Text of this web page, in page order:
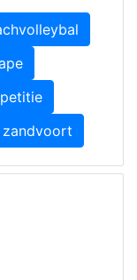
zandvoort